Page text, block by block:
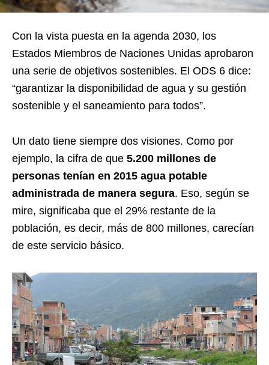
Con la vista puesta en la agenda 2030, los
Estados Miembros de Naciones Unidas aprobaron
una serie de objetivos sostenibles. El ODS 6 dice:
“garantizar la disponibilidad de agua y su gestión
sostenible y el saneamiento para todos”.
Un dato tiene siempre dos visiones. Como por
ejemplo, la cifra de que 5.200 millones de
personas tenían en 2015 agua potable
administrada de manera segura. Eso, según se
mire, significaba que el 29% restante de la
población, es decir, más de 800 millones, carecían
de este servicio básico.